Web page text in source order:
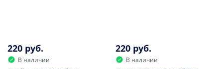
220 руб.
В наличии
220 руб.
В наличии